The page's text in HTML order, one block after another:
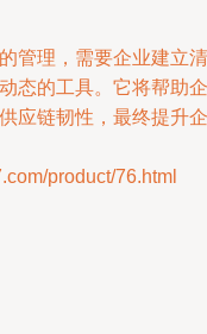
管理，需要企业建立清
态的工具。它将帮助企
应链韧性，最终提升企
product/76.html